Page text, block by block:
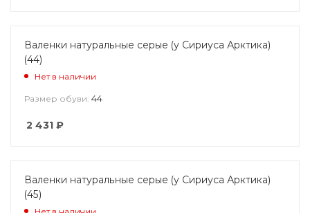
Валенки натуральные серые (у Сириуса Арктика)
(44)
Нет в наличии
Размер обуви: 44
2 431 ₽
Валенки натуральные серые (у Сириуса Арктика)
(45)